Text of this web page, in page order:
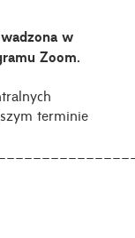
w
Zoom.
terminie